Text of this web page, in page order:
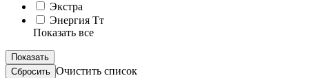
Экстра
Энергия Тт
Показать все
Очистить список